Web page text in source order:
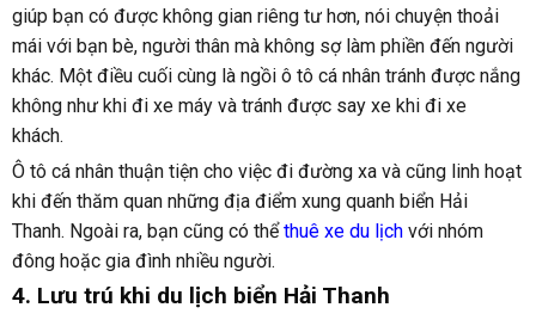
giúp bạn có được không gian riêng tư hơn, nói chuyện thoải
mái với bạn bè, người thân mà không sợ làm phiền đến người
khác. Một điều cuối cùng là ngồi ô tô cá nhân tránh được nắng
không như khi đi xe máy và tránh được say xe khi đi xe
khách.
Ô tô cá nhân thuận tiện cho việc đi đường xa và cũng linh hoạt
khi đến thăm quan những địa điểm xung quanh biển Hải
Thanh. Ngoài ra, bạn cũng có thểthuê xe du lịch với nhóm
đông hoặc gia đình nhiều người.
4. Lưu trú khi du lịch biển Hải Thanh